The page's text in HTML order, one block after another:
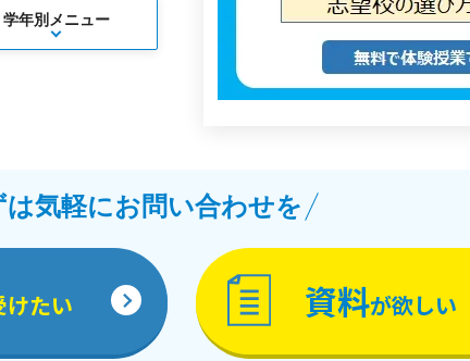
学年別メニュー
は気軽にお問い合わせを
けたい 資料が欲しい